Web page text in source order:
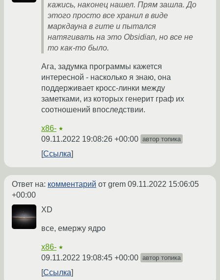
кажись, наконец нашел. Прям зашла. До
этого просто все хранил в виде
маркдауна в гите и пытался
натягивать на это Obsidian, но все не
то как-то было.
Ага, задумка программы кажется
интересной - насколько я знаю, она
поддерживает кросс-линки между
заметками, из которых генерит граф их
соотношений впоследствии.
x86- ★
09.11.2022 19:08:26 +00:00 автор топика
Ссылка
Ответ на: комментарий от grem 09.11.2022 15:06:05
+00:00
XD
все, емержу ядро
x86- ★
09.11.2022 19:08:45 +00:00 автор топика
Ссылка